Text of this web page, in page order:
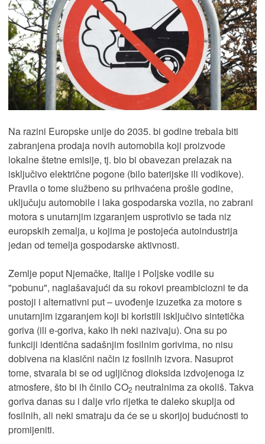
Na razini Europske unije do 2035. bi godine trebala biti
zabranjena prodaja novih automobila koji proizvode
lokalne štetne emisije, tj. bio bi obavezan prelazak na
isključivo električne pogone (bilo baterijske ili vodikove).
Pravila o tome službeno su prihvaćena prošle godine,
uključuju automobile i laka gospodarska vozila, no zabrani
motora s unutarnjim izgaranjem usprotivio se tada niz
europskih zemalja, u kojima je postojeća autoindustrija
jedan od temelja gospodarske aktivnosti.
Zemlje poput Njemačke, Italije i Poljske vodile su
"pobunu", naglašavajući da su rokovi preambiciozni te da
postoji i alternativni put – uvođenje izuzetka za motore s
unutarnjim izgaranjem koji bi koristili isključivo sintetička
goriva (ili e-goriva, kako ih neki nazivaju). Ona su po
funkciji identična sadašnjim fosilnim gorivima, no nisu
dobivena na klasični način iz fosilnih izvora. Nasuprot
tome, stvarala bi se od ugljičnog dioksida izdvojenoga iz
atmosfere, što bi ih činilo CO2 neutralnima za okoliš. Takva
goriva danas su i dalje vrlo rijetka te daleko skuplja od
fosilnih, ali neki smatraju da će se u skorijoj budućnosti to
promijeniti.